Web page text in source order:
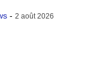
- 2 août 2026